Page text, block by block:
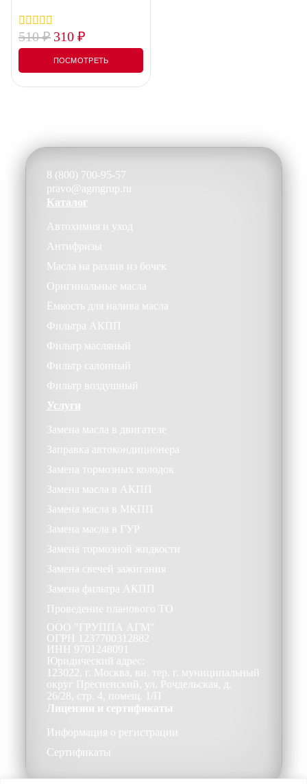
0
out
5
510₽ 310 ₽
ПОСМОТРЕТЬ
8 (800) 700-95-57
pravo@agmgrup.ru
Каталог
Автохимия и уход
Антифризы
Масла на разлив из бочек
Оригинальные масла
Ёмкость для налива масла
Фильтра АКПП
Фильтр масляный
Фильтр салонный
Фильтр воздушный
Услуги
Замена масла в двигателе
Заправка автокондиционера
Замена тормозных колодок
Замена масла в АКПП
Замена масла в МКПП
Замена масла в ГУР
Замена тормозной жидкости
Замена свечей зажигания
Замена фильтра АКПП
Проведение планового ТО
ООО "ГРУППА АГМ"
ОГРН
1237700312882
9701248091
Юридический адрес:
123022, г. Москва, вн. тер. г. муниципальный
округ Пресненский, ул. Рочдельская, д.
26/28, стр. 4, помещ. 1/П
Лицензии и сертификаты
Информация о регистрации
Сертификаты